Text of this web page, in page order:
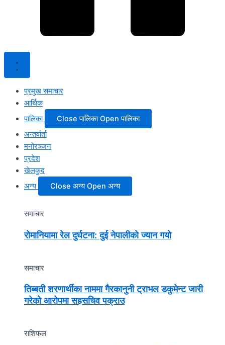
प्रमुख समाचार
आर्थिक
पालिका
Close पालिका Open पालिका
अन्तर्वार्ता
मनोरञ्जन
प्रदेश
खेलकुद
अन्य
Close अन्य Open अन्य
समाचार
रोमानियामा रेल दुर्घटना: दुई नेपालीको ज्यान गयो
समाचार
तिब्बती शरणार्थीका नाममा गैरकानुनी ट्राभल डकुमेन्ट जारी
गरेको आरोपमा सहसचिव पक्राउ
राशिफल